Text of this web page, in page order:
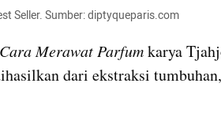
Seller. Sumber: diptyqueparis.com
Cara Merawat Parfum karya
dari ekstraksi